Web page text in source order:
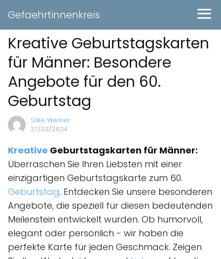
Gefaehrtinnenkreis
Kreative Geburtstagskarten
für Männer: Besondere
Angebote für den 60.
Geburtstag
Silke Werner
27/03/2024
Kreative Geburtstagskarten für Männer:
Überraschen Sie Ihren Liebsten mit einer
einzigartigen Geburtstagskarte zum 60.
Geburtstag. Entdecken Sie unsere besonderen
Angebote, die speziell für diesen bedeutenden
Meilenstein entwickelt wurden. Ob humorvoll,
elegant oder persönlich - wir haben die
perfekte Karte für jeden Geschmack. Zeigen